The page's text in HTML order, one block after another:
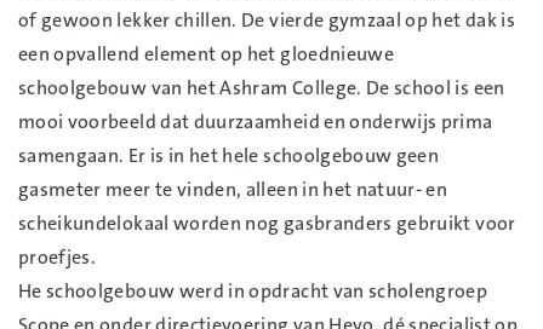
of gewoon lekker chillen. De vierde gymzaal op het dak is
een opvallend element op het gloednieuwe
schoolgebouw van het Ashram College. De school is een
mooi voorbeeld dat duurzaamheid en onderwijs prima
samengaan. Er is in het hele schoolgebouw geen
gasmeter meer te vinden, alleen in het natuur- en
scheikundelokaal worden nog gasbranders gebruikt voor
proefjes.
He schoolgebouw werd in opdracht van scholengroep